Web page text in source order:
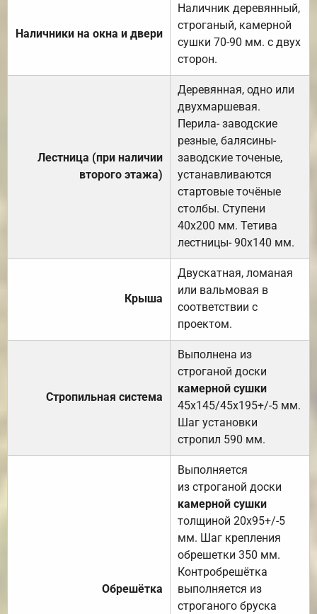
Наличники на окна и двери
Наличник деревянный,
строганый, камерной
сушки 70-90 мм. с двух
сторон.
Лестница (при наличии
второго этажа)
Деревянная, одно или
двухмаршевая.
Перила- заводские
резные, балясины-
заводские точеные,
устанавливаются
стартовые точёные
столбы. Ступени
40х200 мм. Тетива
лестницы- 90х140 мм.
Крыша
Двускатная, ломаная
или вальмовая в
соответствии с
проектом.
Стропильная система
Выполнена из
строганой доски
камерной сушки
45х145/45х195+/-5 мм.
Шаг установки
стропил 590 мм.
Обрешётка
Выполняется
из строганой доски
камерной сушки
толщиной 20х95+/-5
мм. Шаг крепления
обрешетки 350 мм.
Контробрешётка
выполняется из
строганого бруска